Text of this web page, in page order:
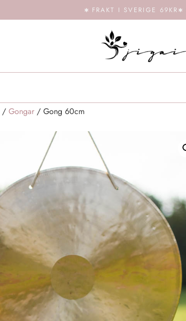
FRAKT I SVERIGE 69KR
/ Gongar / Gong 60cm